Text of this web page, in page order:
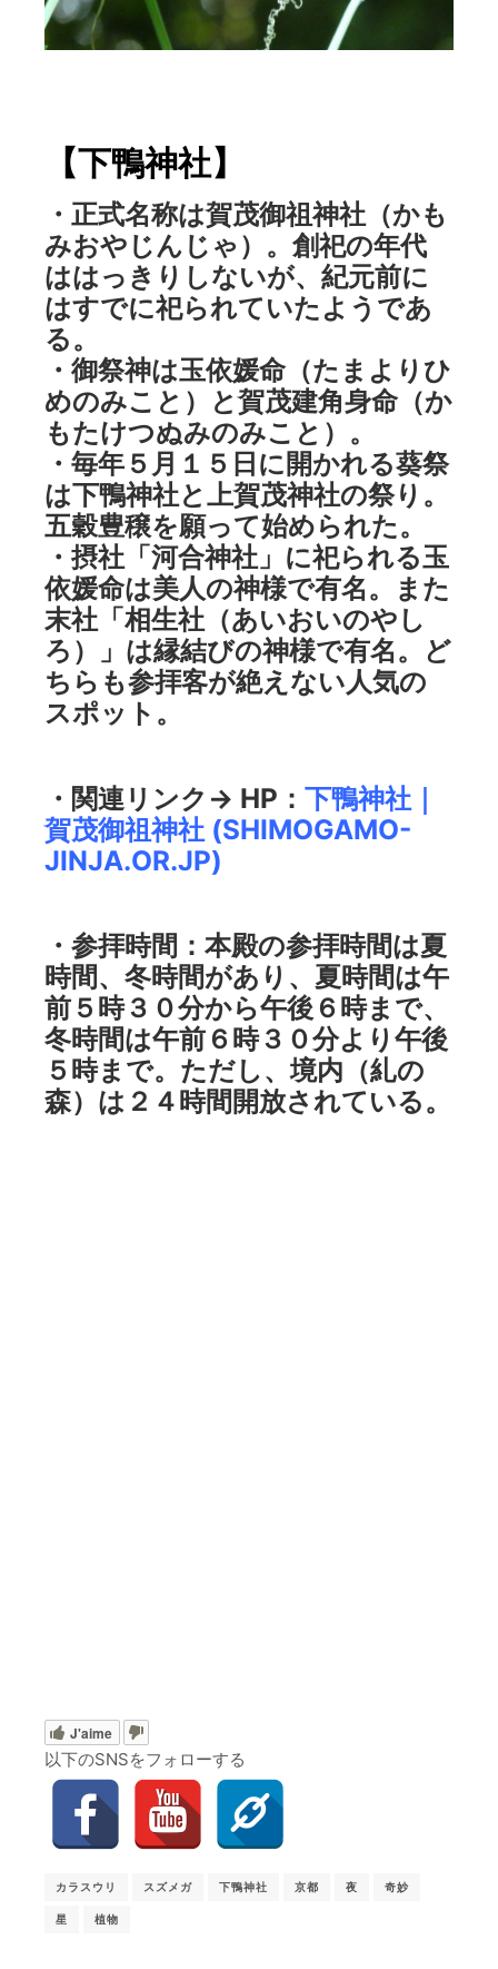
【下鴨神社】
・正式名称は賀茂御祖神社（かも
みおやじんじゃ）。創祀の年代
ははっきりしないが、紀元前に
はすでに祀られていたようであ
る。
・御祭神は玉依媛命（たまよりひ
めのみこと）と賀茂建角身命（か
もたけつぬみのみこと）。
・毎年５月１５日に開かれる葵祭
は下鴨神社と上賀茂神社の祭り。
五穀豊穣を願って始められた。
・摂社「河合神社」に祀られる玉
依媛命は美人の神様で有名。また
末社「相生社（あいおいのやし
ろ）」は縁結びの神様で有名。ど
ちらも参拝客が絶えない人気の
スポット。
・関連リンク→ HP： 下鴨神社｜
賀茂御祖神社 (SHIMOGAMO-
JINJA.OR.JP)
・参拝時間 ：本殿の参拝時間は夏
時間、冬時間があり、夏時間は午
前５時３０分から午後６時まで、
冬時間は午前６時３０分より午後
５時まで。ただし、境内（糺の
森）は２４時間開放されている。
J'aime
以下のSNSをフォローする
カラスウリ スズメガ 下鴨神社 京都 夜 奇妙
星 植物